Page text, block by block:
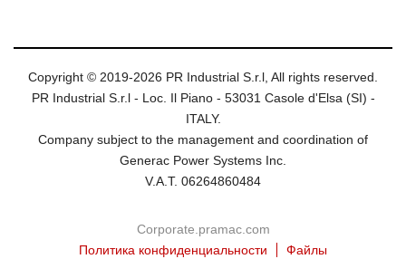
Copyright © 2019-2026 PR Industrial S.r.l, All rights reserved.
PR Industrial S.r.l - Loc. Il Piano - 53031 Casole d'Elsa (SI) -
ITALY.
Company subject to the management and coordination of
Generac Power Systems Inc.
V.A.T. 06264860484
Corporate.pramac.com
Политика конфиденциальности
Файлы